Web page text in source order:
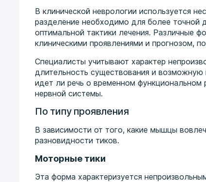
В клинической неврологии используется
разделение необходимо для более точной
оптимальной тактики лечения. Различные
клиническими проявлениями и прогнозом,
Специалисты учитывают характер
длительность существования и возможную
идет ли речь о временном функциональном
нервной системы.
По типу проявления
В зависимости от того, какие мышцы
разновидности тиков.
Моторные тики
Эта форма характеризуется